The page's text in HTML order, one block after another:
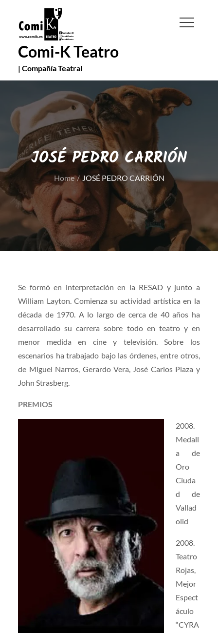
content
Comi-K Teatro
| Compañía Teatral
JOSÉ PEDRO CARRIÓN
Home JOSÉ PEDRO CARRIÓN
Se formó en interpretación en la RESAD y junto a
William Layton. Comienza su actividad artística en la
década de 1970. A lo largo de cerca de 40 años ha
desarrollado su carrera sobre todo en teatro y en
menor medida en cine y televisión. Sobre los
escenarios ha trabajado bajo las órdenes, entre otros,
de Miguel Narros, Gerardo Vera, José Carlos Plaza y
John Strasberg.
PREMIOS
2008.
Medall
a de
Oro
Ciuda
d de
Vallad
olid
2008.
Teatro
Rojas,
Mejor
Espect
áculo
“CYRA